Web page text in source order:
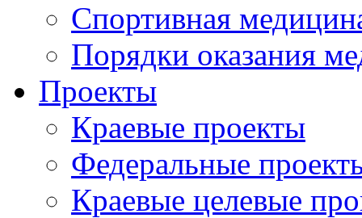
Спортивная
Порядки оказания
Проекты
Краевые проекты
Федеральные
Краевые целевые